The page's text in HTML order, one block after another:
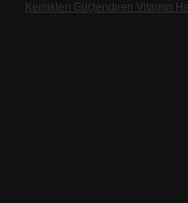
Kemikleri Güçlendiren Vitamin